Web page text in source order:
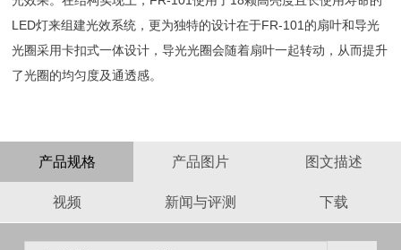
LED灯来组建光效系统，更为独特的设计在于FR-101的扇叶和导光
光圈采用卡扣式一体设计，导光光圈会随着扇叶一起转动，从而提升
了光圈的均匀度及通透感。
产品规格 产品图片 图文描述
视频 新闻与评测 下载